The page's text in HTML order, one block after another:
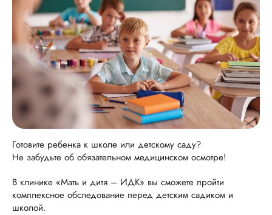
Готовите ребенка к школе или детскому саду?
Не забудьте об обязательном медицинском осмотре!
В клинике «Мать и дитя – ИДК» вы сможете пройти
комплексное обследование перед детским садиком и
школой.